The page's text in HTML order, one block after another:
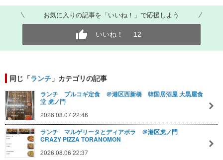
お気に入りの記事を「いいね！」で応援しよう
いいね！ 12
同じ「ランチ 」カテゴリの記事
ランチ プルコギ定食 ＠港区西新橋 韓国居酒屋 大黒屋食
堂 虎ノ門
2026.08.07 22:46
ランチ マルゲリータとディアボラ ＠港区虎ノ門
CRAZY PIZZA TORANOMON
2026.08.06 22:37